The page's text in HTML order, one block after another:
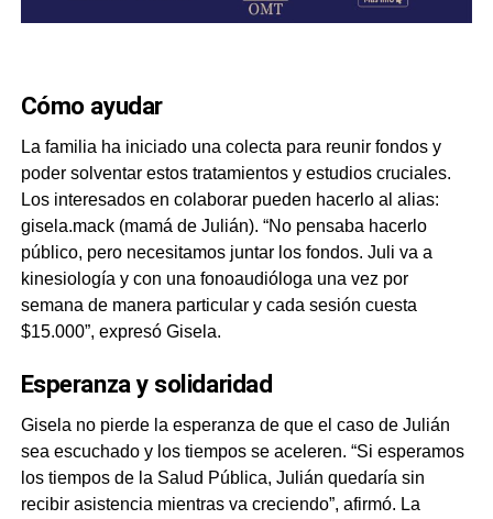
Cómo ayudar
La familia ha iniciado una colecta para reunir fondos y
poder solventar estos tratamientos y estudios cruciales.
Los interesados en colaborar pueden hacerlo al alias:
gisela.mack (mamá de Julián). “No pensaba hacerlo
público, pero necesitamos juntar los fondos. Juli va a
kinesiología y con una fonoaudióloga una vez por
semana de manera particular y cada sesión cuesta
$15.000”, expresó Gisela.
Esperanza y solidaridad
Gisela no pierde la esperanza de que el caso de Julián
sea escuchado y los tiempos se aceleren. “Si esperamos
los tiempos de la Salud Pública, Julián quedaría sin
recibir asistencia mientras va creciendo”, afirmó. La